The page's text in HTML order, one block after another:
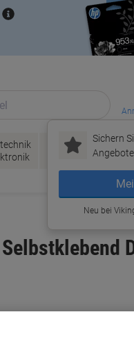
Sichern
Neu bei
Tinte &
Toner
Papier,
& Pakete